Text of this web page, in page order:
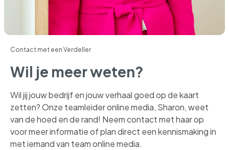
Contact met een Verdeller
Wil je meer weten?
Wil jij jouw bedrijf en jouw verhaal goed op de kaart
zetten? Onze teamleider online media, Sharon, weet
van de hoed en de rand! Neem contact met haar op
voor meer informatie of plan direct een kennismaking in
met iemand van team online media.